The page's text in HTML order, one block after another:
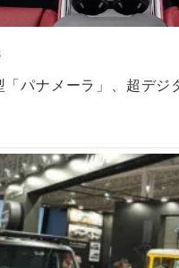
パナメーラ」、超デジ